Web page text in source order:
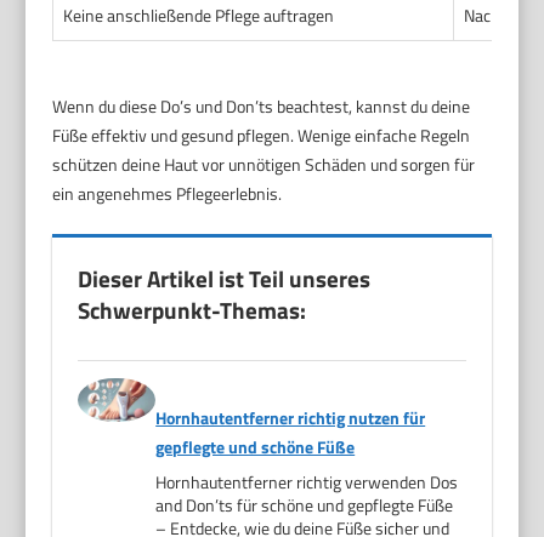
Keine anschließende Pflege auftragen
Nach der
Wenn du diese Do’s und Don’ts beachtest, kannst du deine
Füße effektiv und gesund pflegen. Wenige einfache Regeln
schützen deine Haut vor unnötigen Schäden und sorgen für
ein angenehmes Pflegeerlebnis.
Dieser Artikel ist Teil unseres
Schwerpunkt-Themas:
Hornhautentferner richtig nutzen für
gepflegte und schöne Füße
Hornhautentferner richtig verwenden Dos
and Don’ts für schöne und gepflegte Füße
– Entdecke, wie du deine Füße sicher und